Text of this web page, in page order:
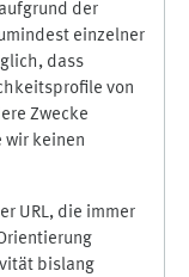
der
einzelner
dass
von
Zwecke
wir keinen
URL, die immer
bislang